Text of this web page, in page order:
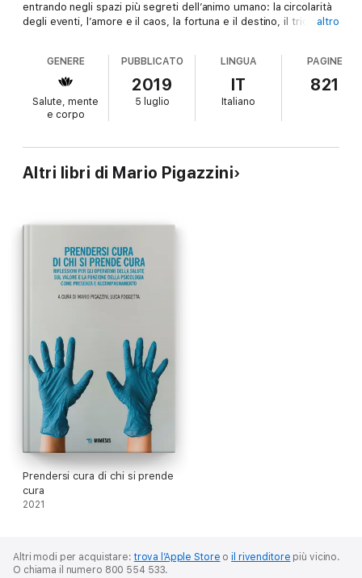
entrando negli spazi più segreti dell’animo umano: la circolarità
degli eventi, l’amore e il caos, la fortuna e il destino, il trionfo
testo dantesco, offrendoci l’occasione di una rilettura di Dante
piacevole e moderna guidati dall’esperienza umana e clinica di
Mario Pigazzini.
altro
GENERE
Salute, mente
e corpo
PUBBLICATO
2019
5 luglio
LINGUA
IT
Italiano
PAGINE
821
Altri libri di Mario Pigazzini
Prendersi cura di chi si prende
cura
2021
Altri modi per acquistare:trova l’Apple Store oil rivenditore più vicino.
O chiama il numero 800 554 533.